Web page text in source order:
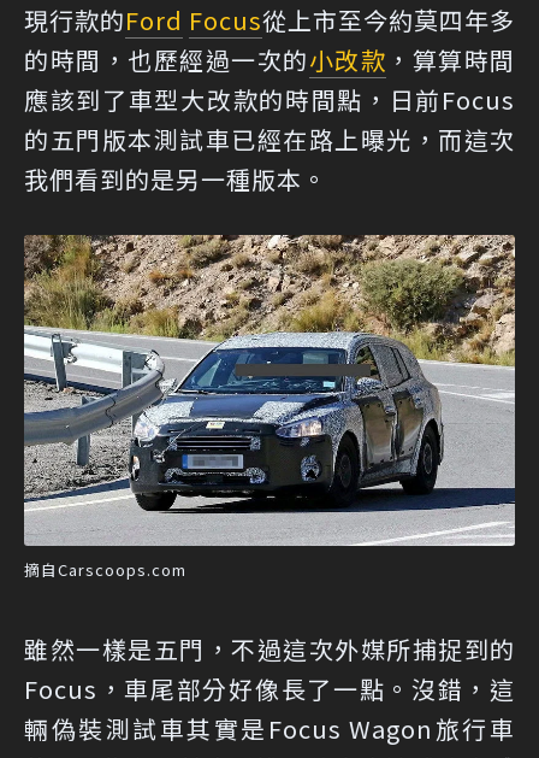
現行款的Ford Focus從上市至今約莫四年多
的時間，也歷經過一次的小改款 ，算算時間
應該到了車型大改款的時間點，日前Focus
的五門版本測試車已經在路上曝光，而這次
我們看到的是另一種版本。
摘自Carscoops.com
雖然一樣是五門，不過這次外媒所捕捉到的
Focus，車尾部分好像長了一點。沒錯，這
輛偽裝測試車其實是Focus Wagon旅行車